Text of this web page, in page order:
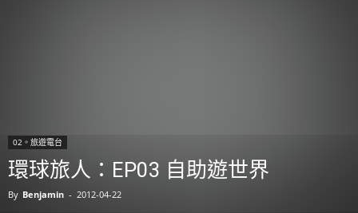
02。旅遊電台
環球旅人：EP03 自助遊世界
By Benjamin - 2012-04-22